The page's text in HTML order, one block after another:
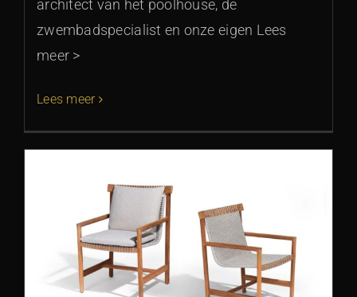
architect van het poolhouse, de
zwembadspecialist en onze eigen Lees
meer >
Lees meer